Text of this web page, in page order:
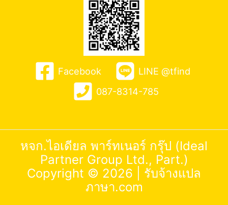
Facebook
LINE @tfind
087-8314-785
หจก.ไอเดียล พาร์ทเนอร์ กรุ๊ป (Ideal
Partner Group Ltd., Part.)
Copyright © 2026 | รับจ้างแปล
ภาษา.com